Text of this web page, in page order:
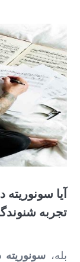
آیا
تجربه
بله،